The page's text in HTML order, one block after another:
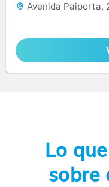
Avenida Paiporta,
Lo
sobre